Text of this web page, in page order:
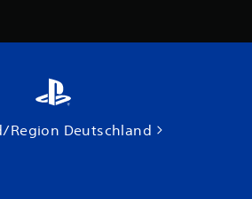
Region Deutschland